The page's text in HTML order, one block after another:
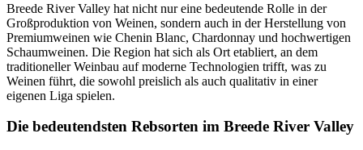
Breede River Valley hat nicht nur eine bedeutende Rolle in der
Großproduktion von Weinen, sondern auch in der Herstellung von
Premiumweinen wie Chenin Blanc, Chardonnay und hochwertigen
Schaumweinen. Die Region hat sich als Ort etabliert, an dem
traditioneller Weinbau auf moderne Technologien trifft, was zu
Weinen führt, die sowohl preislich als auch qualitativ in einer
eigenen Liga spielen.
Die bedeutendsten Rebsorten im Breede River Valley